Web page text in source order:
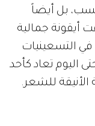
بل أيضاً
أيقونة جمالية
التسعينيات
اليوم تعاد كأحد
الأنيقة للشعر.